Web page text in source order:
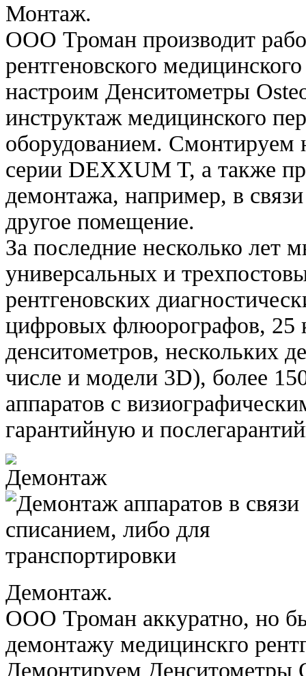
Монтаж.
ООО Троман производит
рентгеновского
настроим Денситометры
инструктаж медицинского
оборудованием. Смонтируем
серии DEXXUM T, а также
демонтажа, например, в
другое помещение.
За последние несколько лет
универсальных и
рентгеновских
цифровых флюорографов, 25
денситометров, нескольких
числе и модели 3D), более
аппаратов с
гарантийную и
Демонтаж.
ООО Троман аккуратно, но
демонтажу медицинскго
Демонтируем Денситометры